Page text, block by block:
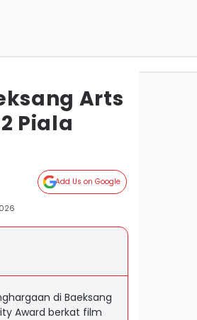
Arts
Piala
Add Us on Google
di Baeksang
Award berkat film